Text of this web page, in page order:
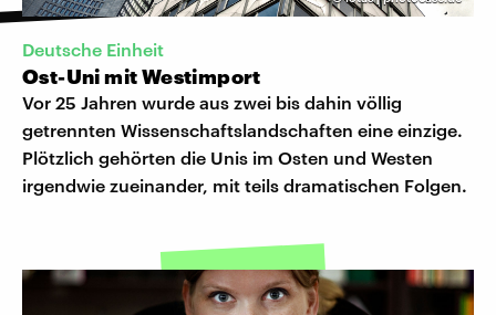
Deutsche Einheit
Ost-Uni mit Westimport
Vor 25 Jahren wurde aus zwei bis dahin völlig
getrennten Wissenschaftslandschaften eine einzige.
Plötzlich gehörten die Unis im Osten und Westen
irgendwie zueinander, mit teils dramatischen Folgen.